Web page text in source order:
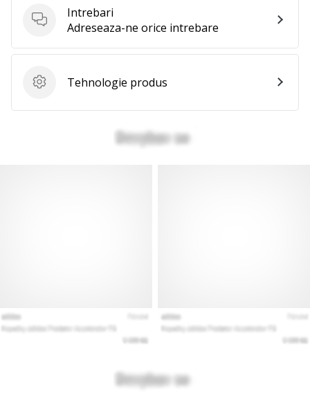
Ambasador
brandului.
Afiseaza
Intrebari
Intrebari
Adreseaza-ne orice intrebare
Tehnologie produs
Tehnologie produs